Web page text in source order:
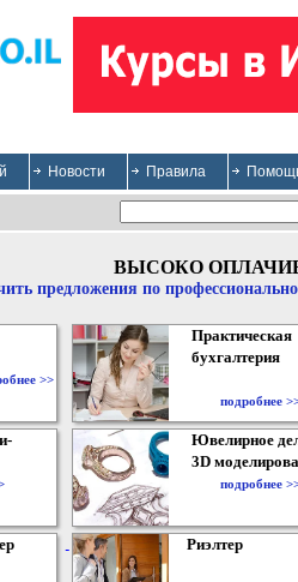
Новости Правила
ВЫСОКО
предложения по
>>
Практическая
бухгалтерия
подробнее
Ювелирное
3D
подробнее
Риэлтер